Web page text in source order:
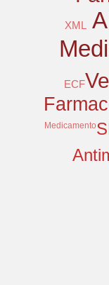
XML
ECF
Medicamento